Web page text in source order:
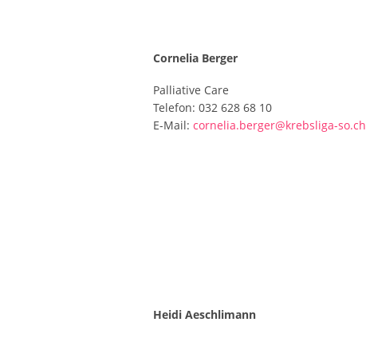
Cornelia Berger
Palliative Care
Telefon: 032 628 68 10
E-Mail: cornelia.berger@krebsliga-so.ch
Heidi Aeschlimann